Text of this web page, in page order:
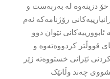
دزینەوە لە بەربەست و
رۆژنامەکە ئەم
ئابوورییەکانی نێوان دوو
قووڵتر کردووەتەوە و
ئێرانی خستووەتە ژێر
چەند وڵاتێک